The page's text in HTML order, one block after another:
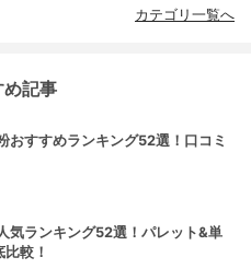
カテゴリ一覧へ
め記事
おすすめランキング52選！口コミ
気ランキング52選！パレット&単
較！